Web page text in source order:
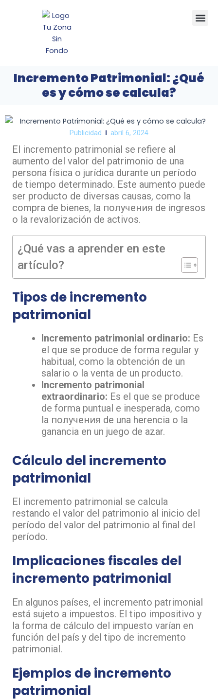
Incremento Patrimonial: ¿Qué
es y cómo se calcula?
Publicidad abril 6, 2024
El incremento patrimonial se refiere al
aumento del valor del patrimonio de una
persona física o jurídica durante un período
de tiempo determinado. Este aumento puede
ser producto de diversas causas, como la
compra de bienes, la получения de ingresos
o la revalorización de activos.
¿Qué vas a aprender en este
artículo?
Tipos de incremento
patrimonial
Incremento patrimonial ordinario: Es
el que se produce de forma regular y
habitual, como la obtención de un
salario o la venta de un producto.
Incremento patrimonial
extraordinario: Es el que se produce
de forma puntual e inesperada, como
la получения de una herencia o la
ganancia en un juego de azar.
Cálculo del incremento
patrimonial
El incremento patrimonial se calcula
restando el valor del patrimonio al inicio del
período del valor del patrimonio al final del
período.
Implicaciones fiscales del
incremento patrimonial
En algunos países, el incremento patrimonial
está sujeto a impuestos. El tipo impositivo y
la forma de cálculo del impuesto varían en
función del país y del tipo de incremento
patrimonial.
Ejemplos de incremento
patrimonial